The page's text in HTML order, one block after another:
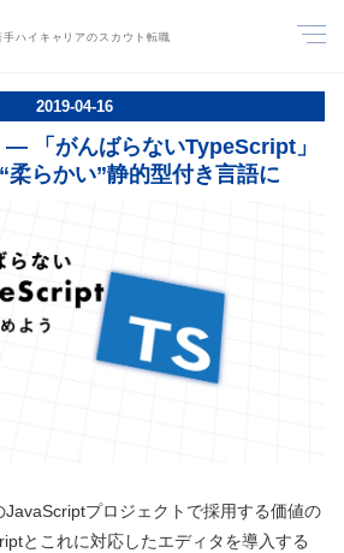
手ハイキャリアのスカウト転職
2019-04-16
「がんばらないTypeScript」
らかい”静的型付き言語に
プロジェクトで採用する価値の
とこれに対応したエディタを導入する